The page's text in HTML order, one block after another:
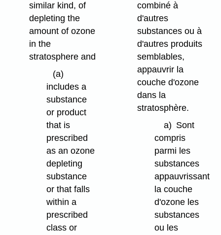
similar kind, of
depleting the
amount of ozone
in the
stratosphere and
(a)
includes a
substance
or product
that is
prescribed
as an ozone
depleting
substance
or that falls
within a
prescribed
class or
combiné à
d'autres
substances ou à
d'autres produits
semblables,
appauvrir la
couche d'ozone
dans la
stratosphère.
a) Sont
compris
parmi les
substances
appauvrissant
la couche
d'ozone les
substances
ou les